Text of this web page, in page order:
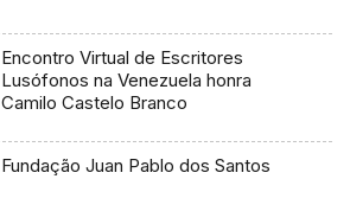
Encontro Virtual de Escritores
Lusófonos na Venezuela honra
Camilo Castelo Branco
Fundação Juan Pablo dos Santos